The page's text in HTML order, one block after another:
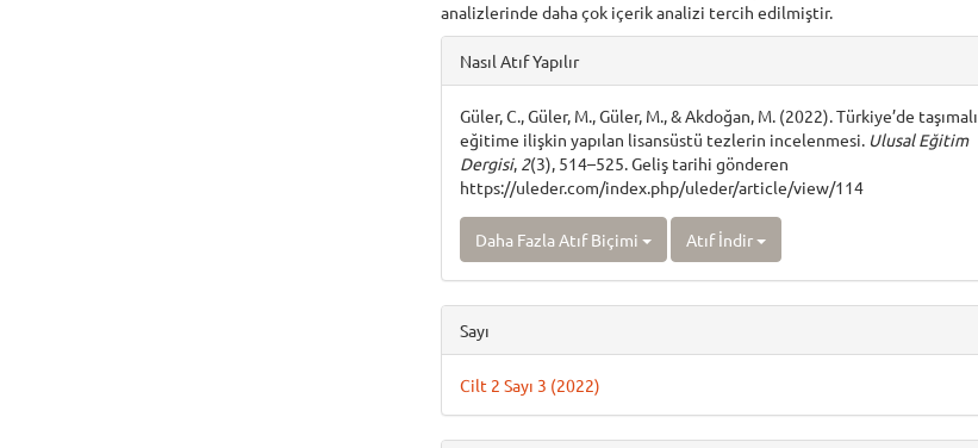
analizlerinde daha çok içerik analizi tercih edilmiştir.
Article
Details
Nasıl Atıf Yapılır
Güler, C., Güler, M., Güler, M., & Akdoğan, M. (2022). Türkiye’de taşımalı
eğitime ilişkin yapılan lisansüstü tezlerin incelenmesi. Ulusal Eğitim
Dergisi, 2(3), 514–525. Geliş tarihi gönderen
https://uleder.com/index.php/uleder/article/view/114
Daha Fazla Atıf Biçimi Atıf İndir
Sayı
Cilt 2 Sayı 3 (2022)